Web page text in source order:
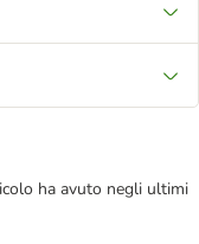
ha avuto negli ultimi